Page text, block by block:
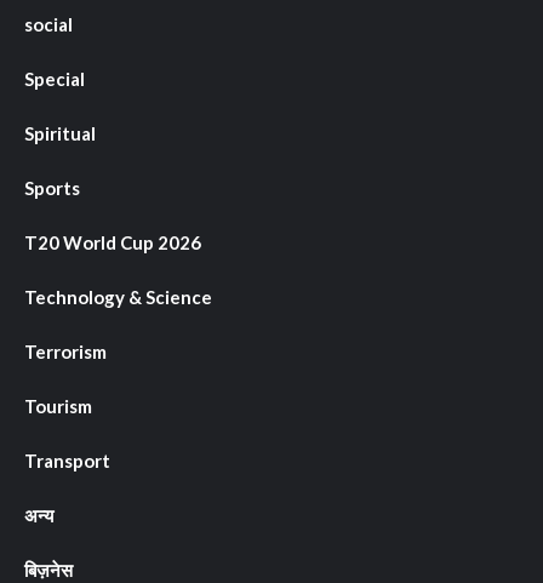
social
Special
Spiritual
Sports
T20 World Cup 2026
Technology & Science
Terrorism
Tourism
Transport
अन्य
बिज़नेस